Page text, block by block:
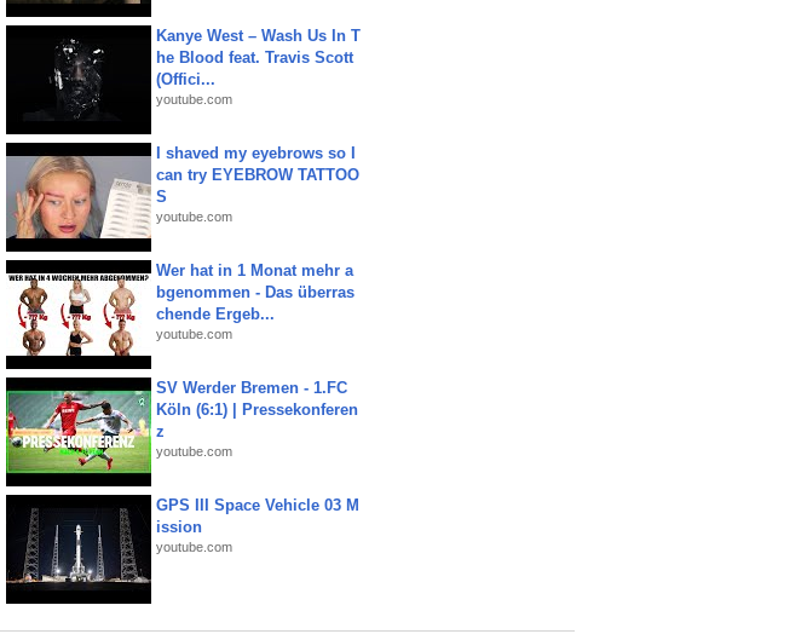
Kanye West – Wash Us In T
he Blood feat. Travis Scott
(Offici...
youtube.com
I shaved my eyebrows so I
can try EYEBROW TATTOO
S
youtube.com
Wer hat in 1 Monat mehr a
bgenommen - Das überras
chende Ergeb...
youtube.com
SV Werder Bremen - 1.FC
Köln (6:1) | Pressekonferen
z
youtube.com
GPS III Space Vehicle 03 M
ission
youtube.com